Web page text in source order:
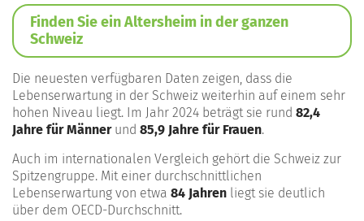
Finden Sie ein Altersheim in der ganzen
Schweiz
Die neuesten verfügbaren Daten zeigen, dass die
Lebenserwartung in der Schweiz weiterhin auf einem sehr
hohen Niveau liegt. Im Jahr 2024 beträgt sie rund 82,4
Jahre für Männerund 85,9 Jahre für Frauen.
Auch im internationalen Vergleich gehört die Schweiz zur
Spitzengruppe. Mit einer durchschnittlichen
Lebenserwartung von etwa 84 Jahren liegt sie deutlich
über dem OECD-Durchschnitt.